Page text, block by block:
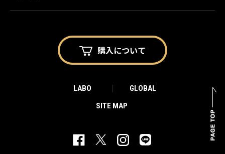
購入について
LABO
GLOBAL
SITE MAP